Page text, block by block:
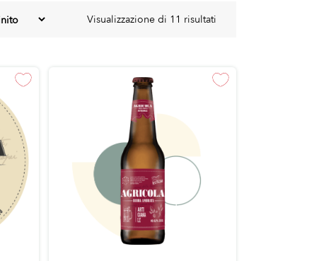
Visualizzazione di 11 risultati